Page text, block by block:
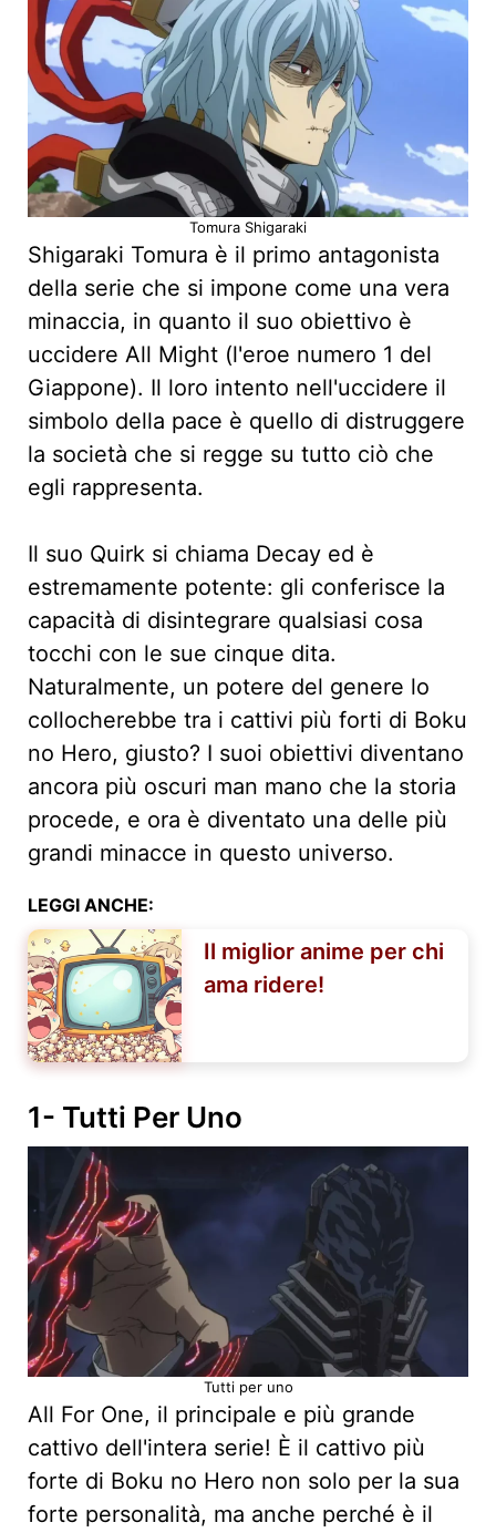
Tomura Shigaraki
Shigaraki Tomura è il primo antagonista
della serie che si impone come una vera
minaccia, in quanto il suo obiettivo è
uccidere All Might (l'eroe numero 1 del
Giappone). Il loro intento nell'uccidere il
simbolo della pace è quello di distruggere
la società che si regge su tutto ciò che
egli rappresenta.
Il suo Quirk si chiama Decay ed è
estremamente potente: gli conferisce la
capacità di disintegrare qualsiasi cosa
tocchi con le sue cinque dita.
Naturalmente, un potere del genere lo
collocherebbe tra i cattivi più forti di Boku
no Hero, giusto? I suoi obiettivi diventano
ancora più oscuri man mano che la storia
procede, e ora è diventato una delle più
grandi minacce in questo universo.
LEGGI ANCHE:
Il miglior anime per chi
ama ridere!
1- Tutti Per Uno
Tutti per uno
All For One, il principale e più grande
cattivo dell'intera serie! È il cattivo più
forte di Boku no Hero non solo per la sua
forte personalità, ma anche perché è il